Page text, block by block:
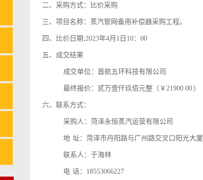
二、采购方式：比价采购
三、项目名称：蒸汽管网备用补偿器采购工程。
四、比价日期 ;2023年4月1日10：00
五、成交结果
成交单位：首航五环科技有限公司
最终报价：贰万壹仟玖佰元整（￥21900.00 ）
六、联系方式：
采购人：菏泽永恒蒸汽运营有限公司
地 址：菏泽市丹阳路与广州路交叉口阳光大厦
联系人：于海林
电 话： 18553066227